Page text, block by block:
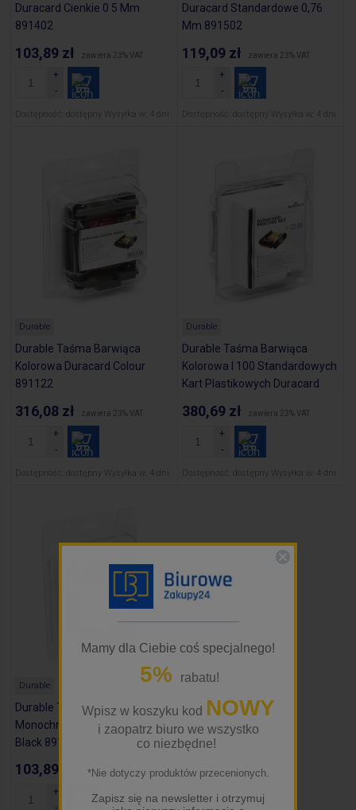
Duracard Cienkie 0 5 Mm
891402
103,89 zł zawiera 23% VAT
Dostępność: dostępny Wysyłka w: 4 dni
Duracard Standardowe 0,76
Mm 891502
119,09 zł zawiera 23% VAT
Dostępność: dostępny Wysyłka w: 4 dni
Durable
Durable Taśma Barwiąca
Kolorowa Duracard Colour
891122
316,08 zł zawiera 23% VAT
Dostępność: dostępny Wysyłka w: 4 dni
Durable
Durable Taśma Barwiąca
Kolorowa I 100 Standardowych
Kart Plastikowych Duracard
380,69 zł zawiera 23% VAT
Dostępność: dostępny Wysyłka w: 4 dni
Durable
Durable Taśma Barwiąca
Monochromatyczna Duracard
Black 891201
103,89 zł zawiera 23% VAT
Mamy dla Ciebie coś specjalnego!
5% rabatu!
Wpisz w koszyku kod NOWY
i zaopatrz biuro we wszystko
co niezbędne!
*Nie dotyczy produktów przecenionych.
Zapisz się na newsletter i otrzymuj